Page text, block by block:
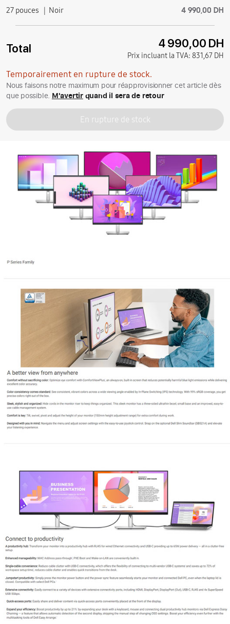
27 pouces Noir 4 990,00 DH
Total 4 990,00 DH
Prix incluant la TVA: 831,67 DH
Temporairement en rupture de stock.
Nous faisons notre maximum pour réapprovisionner cet article dès
que possible. M'avertirquand il sera de retour
En rupture de stock